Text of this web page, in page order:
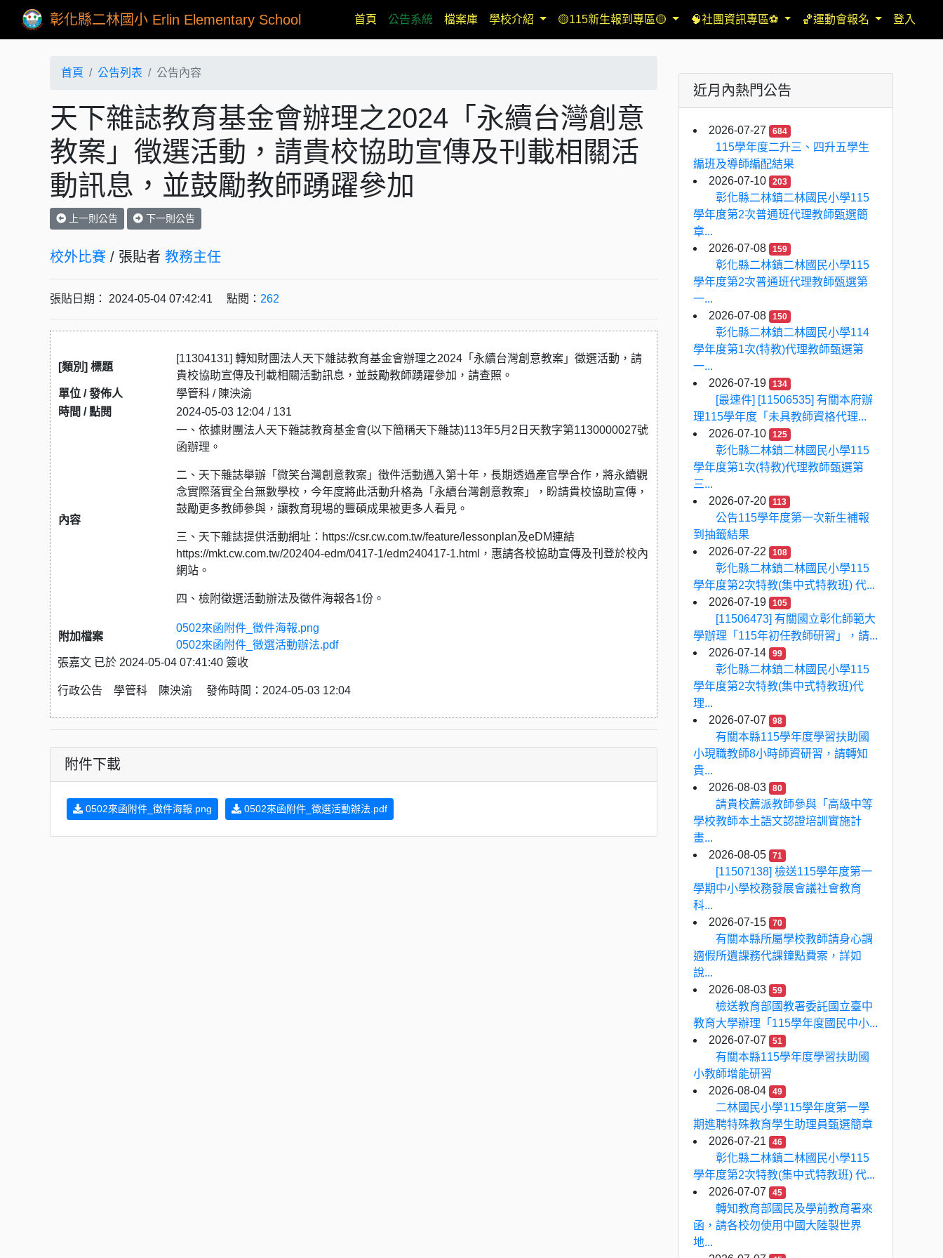
彰化縣二林國小 Erlin Elementary School 首頁 (current)
公告系統 檔案庫 學校介紹 🟡115新生報到專區🟡 🧠社團資訊專區⚽ 🏀運動會報名 登入
首頁 公告列表 公告內容
天下雜誌教育基金會辦理之2024「永續台灣創意
教案」徵選活動，請貴校協助宣傳及刊載相關活
動訊息，並鼓勵教師踴躍參加
上一則公告 下一則公告
校外比賽 / 張貼者 教務主任
張貼日期： 2024-05-04 07:42:41 點閱： 262
[類別] 標題
[11304131] 轉知財團法人天下雜誌教育基金會辦理之2024「永續台灣創意教案」徵選活動，請
貴校協助宣傳及刊載相關活動訊息，並鼓勵教師踴躍參加，請查照。
單位 / 發佈人
學管科 / 陳泱渝
時間 / 點閱
2024-05-03 12:04 / 131
內容
一、依據財團法人天下雜誌教育基金會(以下簡稱天下雜誌)113年5月2日天教字第1130000027號
函辦理。
二、天下雜誌舉辦「微笑台灣創意教案」徵件活動邁入第十年，長期透過產官學合作，將永續觀
念實際落實全台無數學校，今年度將此活動升格為「永續台灣創意教案」，盼請貴校協助宣傳，
鼓勵更多教師參與，讓教育現場的豐碩成果被更多人看見。
三、天下雜誌提供活動網址：https://csr.cw.com.tw/feature/lessonplan及eDM連結
https://mkt.cw.com.tw/202404-edm/0417-1/edm240417-1.html，惠請各校協助宣傳及刊登於校內
網站。
四、檢附徵選活動辦法及徵件海報各1份。
附加檔案
0502來函附件_徵件海報.png
0502來函附件_徵選活動辦法.pdf
張嘉文 已於 2024-05-04 07:41:40 簽收
行政公告 學管科 陳泱渝 發佈時間：2024-05-03 12:04
附件下載
0502來函附件_徵件海報.png 0502來函附件_徵選活動辦法.pdf
近月內熱門公告
2026-07-27 684
115學年度二升三、四升五學生
編班及導師編配結果
2026-07-10
203
彰化縣二林鎮二林國民小學115
學年度第2次普通班代理教師甄選簡
章...
2026-07-08
159
彰化縣二林鎮二林國民小學115
學年度第2次普通班代理教師甄選第
一...
2026-07-08
150
彰化縣二林鎮二林國民小學114
學年度第1次(特教)代理教師甄選第
一...
2026-07-19
134
[最速件] [11506535] 有關本府辦
理115學年度「未具教師資格代理...
2026-07-10
125
彰化縣二林鎮二林國民小學115
學年度第1次(特教)代理教師甄選第
三...
2026-07-20
113
公告115學年度第一次新生補報
到抽籤結果
2026-07-22
108
彰化縣二林鎮二林國民小學115
學年度第2次特教(集中式特教班) 代...
2026-07-19
105
[11506473] 有關國立彰化師範大
學辦理「115年初任教師研習」，請...
2026-07-14
99
彰化縣二林鎮二林國民小學115
學年度第2次特教(集中式特教班)代
理...
2026-07-07
98
有關本縣115學年度學習扶助國
小現職教師8小時師資研習，請轉知
貴...
2026-08-03
80
請貴校薦派教師參與「高級中等
學校教師本土語文認證培訓實施計
畫...
2026-08-05
71
[11507138] 檢送115學年度第一
學期中小學校務發展會議社會教育
科...
2026-07-15
70
有關本縣所屬學校教師請身心調
適假所遺課務代課鐘點費案，詳如
說...
2026-08-03
59
檢送教育部國教署委託國立臺中
教育大學辦理「115學年度國民中小...
2026-07-07
51
有關本縣115學年度學習扶助國
小教師增能研習
2026-08-04
49
二林國民小學115學年度第一學
期進聘特殊教育學生助理員甄選簡章
2026-07-21
46
彰化縣二林鎮二林國民小學115
學年度第2次特教(集中式特教班) 代...
2026-07-07
45
轉知教育部國民及學前教育署來
函，請各校勿使用中國大陸製世界
地...